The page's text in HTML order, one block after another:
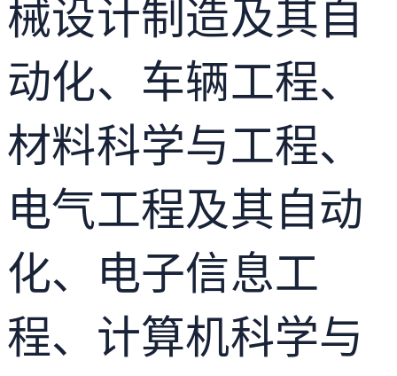
械设计制造及其自
动化、车辆工程、
材料科学与工程、
电气工程及其自动
化、电子信息工
程、计算机科学与